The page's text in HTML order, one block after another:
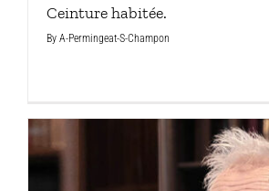
Ceinture habitée.
By A-Permingeat-S-Champon